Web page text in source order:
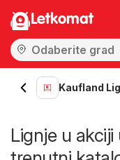
Letkomat
Kaufland
Lignje u